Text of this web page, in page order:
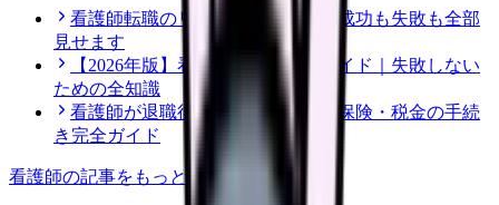
看護師転職のリアル体験談12選｜成功も失敗も全部
見せます
【2026年版】看護師転職の完全ガイド｜失敗しない
ための全知識
看護師が退職後にやるべき年金・保険・税金の手続
き完全ガイド
看護師の記事をもっと見る